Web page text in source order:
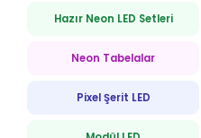
Hazır Neon LED Setleri
Neon Tabelalar
Pixel Şerit LED